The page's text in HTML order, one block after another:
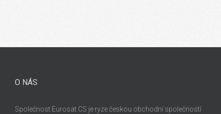
O NÁS
Společnost Eurosat CS je ryze českou obchodní společností